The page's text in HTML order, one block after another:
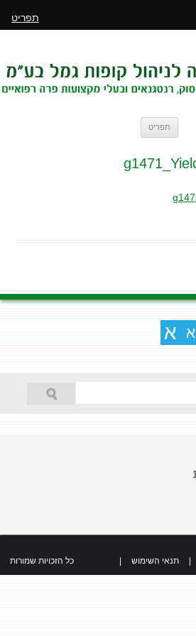
תפריט
א א
תנאי השימוש כל הזכויות שמורות
תפריט